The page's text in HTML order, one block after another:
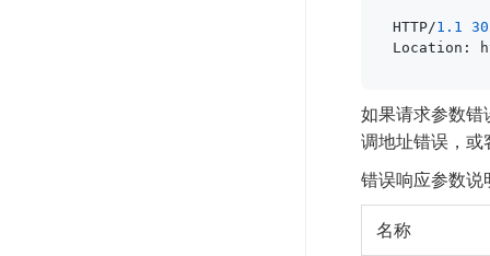
HTTP/1.1
Location:
如果请求参数
调地址错误，或
错误响应参数说
名称